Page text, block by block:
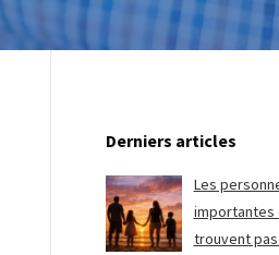
Derniers articles
Les
importantes
trouvent